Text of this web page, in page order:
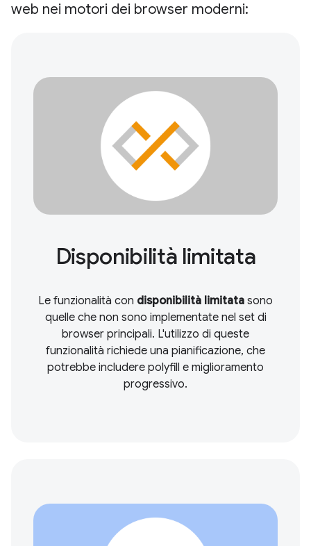
web nei motori dei browser moderni:
Disponibilità limitata
Le funzionalità con disponibilità limitata sono
quelle che non sono implementate nel set di
browser principali. L'utilizzo di queste
funzionalità richiede una pianificazione, che
potrebbe includere polyfill e miglioramento
progressivo.